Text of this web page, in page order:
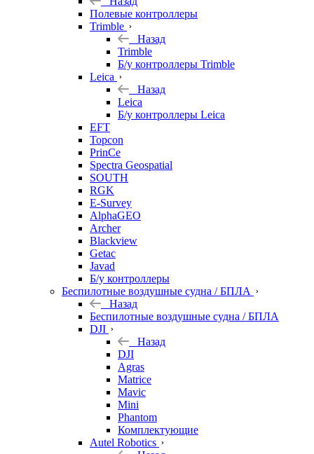
Полевые контроллеры
Trimble
Назад
Trimble
Б/у контроллеры Trimble
Leica
Назад
Leica
Б/у контроллеры Leica
EFT
Topcon
PrinCe
Spectra Geospatial
SOUTH
RGK
E-Survey
AlphaGEO
Archer
Blackview
Getac
Javad
Б/у контроллеры
Беспилотные воздушные судна / БПЛА
Назад
Беспилотные воздушные судна / БПЛА
DJI
Назад
DJI
Agras
Matrice
Mavic
Mini
Phantom
Комплектующие
Autel Robotics